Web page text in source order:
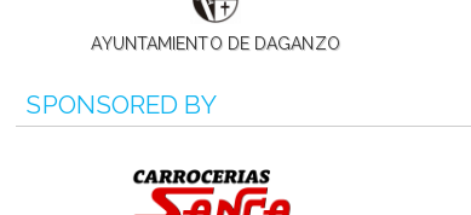
AYUNTAMIENTO DE DAGANZO
SPONSORED BY